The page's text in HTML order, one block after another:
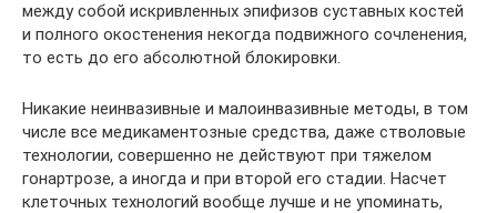
между собой искривленных эпифизов суставных костей
и полного окостенения некогда подвижного сочленения,
то есть до его абсолютной блокировки.
Никакие неинвазивные и малоинвазивные методы, в том
числе все медикаментозные средства, даже стволовые
технологии, совершенно не действуют при тяжелом
гонартрозе, а иногда и при второй его стадии. Насчет
клеточных технологий вообще лучше и не упоминать,